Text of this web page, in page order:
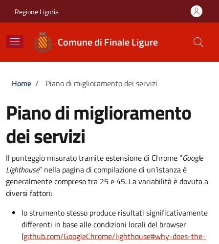
Regione Liguria
Comune di Finale Ligure
Briciole di pane
Home / Piano di miglioramento dei servizi
Piano di miglioramento
dei servizi
Il punteggio misurato tramite estensione di Chrome “Google
Lighthouse” nella pagina di compilazione di un’istanza è
generalmente compreso tra 25 e 45. La variabilità è dovuta a
diversi fattori:
lo strumento stesso produce risultati significativamente
differenti in base alle condizioni locali del browser
(github.com/GoogleChrome/lighthouse#why-does-the-